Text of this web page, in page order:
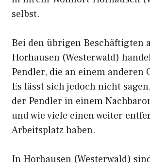
selbst.
Bei den übrigen Beschäftigten
Horhausen (Westerwald)
Pendler, die an einem anderen
Es lässt sich jedoch nicht
der Pendler in einem
und wie viele einen weiter
Arbeitsplatz haben.
In Horhausen (Westerwald)